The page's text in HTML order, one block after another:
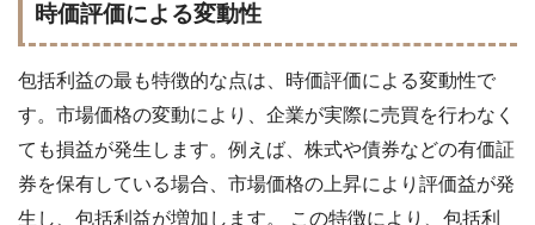
時価評価による変動性
包括利益の最も特徴的な点は、時価評価による変動性で
す。市場価格の変動により、企業が実際に売買を行わなく
ても損益が発生します。例えば、株式や債券などの有価証
券を保有している場合、市場価格の上昇により評価益が発
生し、包括利益が増加します。 この特徴により、包括利